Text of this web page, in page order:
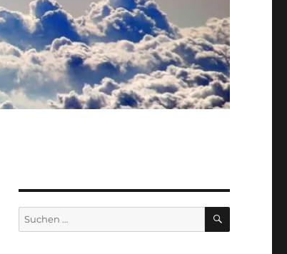
Suche
nach:
SUCHEN